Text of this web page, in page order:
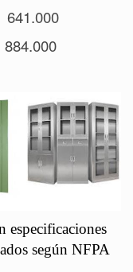
641.000
884.000
especificaciones
según NFPA